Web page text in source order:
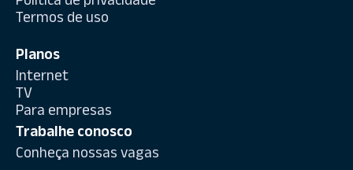
Termos de uso
Planos
Internet
TV
Para empresas
Trabalhe conosco
Conheça nossas vagas